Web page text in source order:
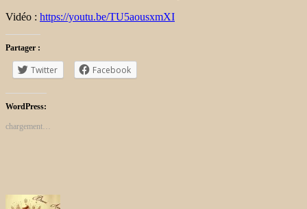
Vidéo : https://youtu.be/TU5aousxmXI
Partager :
Twitter Facebook
WordPress:
chargement…